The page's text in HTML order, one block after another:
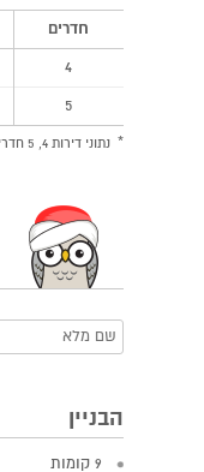
חדרים
4
5
נתוני דירות 4, 5 חדרים עודכנו לאחרונה בתאריך 12/04/2015.
הבניין
9 קומות